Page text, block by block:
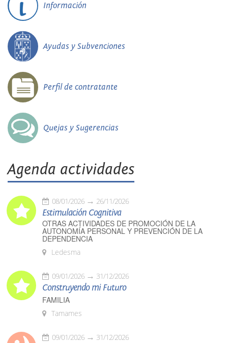
Información
Ayudas y Subvenciones
Perfil de contratante
Quejas y Sugerencias
Agenda actividades
08/01/2026 26/11/2026
Estimulación Cognitiva
OTRAS ACTIVIDADES DE PROMOCIÓN DE LA
AUTONOMÍA PERSONAL Y PREVENCIÓN DE LA
DEPENDENCIA
Ledesma
09/01/2026 31/12/2026
Construyendo mi Futuro
FAMILIA
Tamames
09/01/2026 31/12/2026